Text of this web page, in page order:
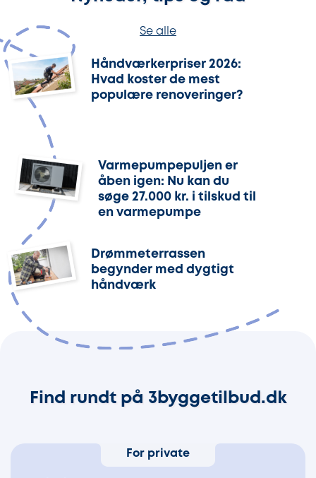
Se alle
Håndværkerpriser 2026:
Hvad koster de mest
populære renoveringer?
Varmepumpepuljen er
åben igen: Nu kan du
søge 27.000 kr. i tilskud til
en varmepumpe
Drømmeterrassen
begynder med dygtigt
håndværk
Find rundt på 3byggetilbud.dk
For private